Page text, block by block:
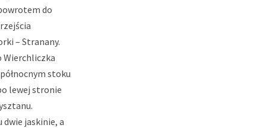
do
– Stranany.
Wierchliczka
stoku
lewej stronie
jaskinie, a